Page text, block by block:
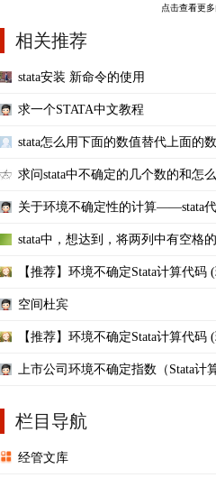
点击查看更
相关推荐
stata安装 新命令的使用
求一个STATA中文教程
stata怎么用下面的数值替代上面的
求问stata中不确定的几个数的和怎
关于环境不确定性的计算——stata
stata中，想达到，将两列中有空格
【推荐】环境不确定Stata计算代
空间杜宾
【推荐】环境不确定Stata计算代
上市公司环境不确定指数（Stata计
栏目导航
经管文库